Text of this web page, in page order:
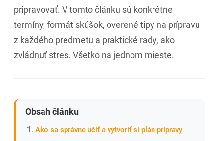
pripravovať. V tomto článku sú konkrétne
termíny, formát skúšok, overené tipy na prípravu
z každého predmetu a praktické rady, ako
zvládnuť stres. Všetko na jednom mieste.
Obsah článku
Ako sa správne učiť a vytvoriť si plán prípravy